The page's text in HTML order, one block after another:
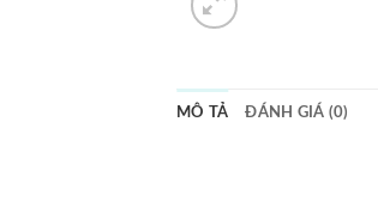
MÔ TẢ ĐÁNH GIÁ (0)